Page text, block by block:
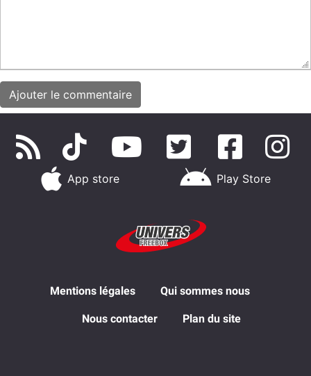
App store Play Store
Mentions légales Qui sommes nous
Nous contacter Plan du site